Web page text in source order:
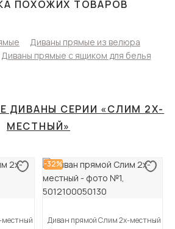
ПОХОЖИХ ТОВАРОВ
Диваны прямые из велюра
Диваны прямые с ящиком для белья
ДИВАНЫ СЕРИИ «СЛИМ 2Х-
МЕСТНЫЙ»
-32%
Диван прямой Слим 2х-местный